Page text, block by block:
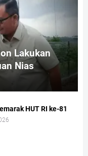
Lakukan
Nias
HUT RI ke-81